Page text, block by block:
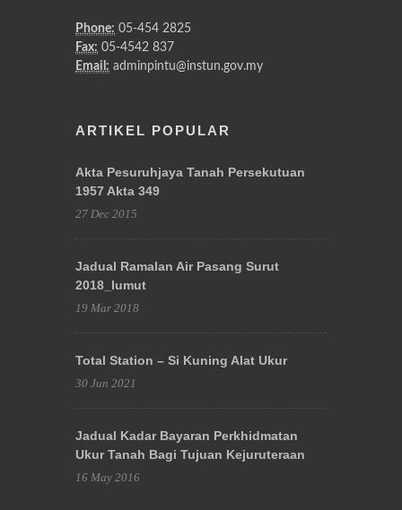
Phone: 05-454 2825
Fax: 05-4542 837
Email: adminpintu@instun.gov.my
ARTIKEL POPULAR
Akta Pesuruhjaya Tanah Persekutuan
1957 Akta 349
27 Dec 2015
Jadual Ramalan Air Pasang Surut
2018_lumut
19 Mar 2018
Total Station – Si Kuning Alat Ukur
30 Jun 2021
Jadual Kadar Bayaran Perkhidmatan
Ukur Tanah Bagi Tujuan Kejuruteraan
16 May 2016